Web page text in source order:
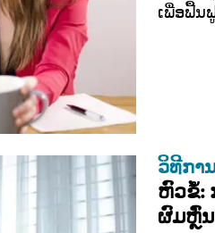
ເພື່ອຟື້ນ
ວິທີກາ
ຫົວຂໍ້:
ຜົມຫຼົ່